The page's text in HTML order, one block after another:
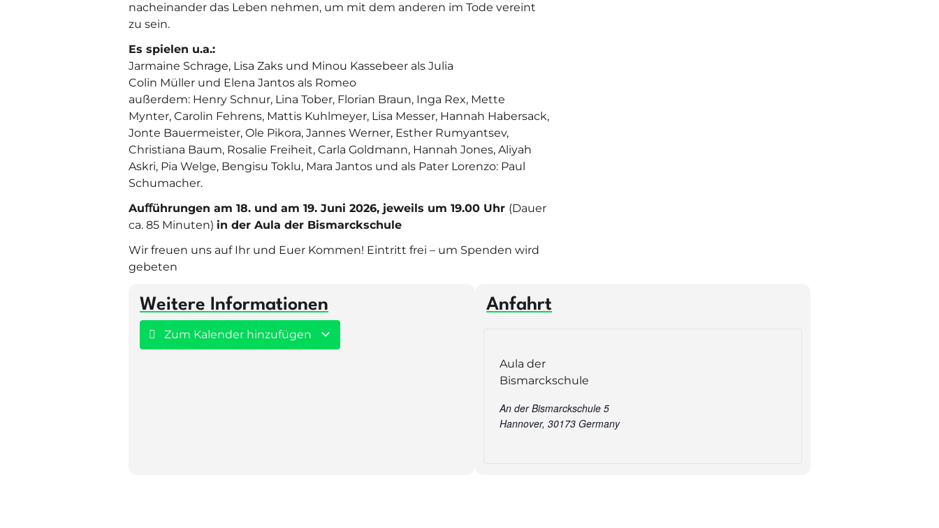
nacheinander das Leben nehmen, um mit dem anderen im Tode vereint
zu sein.
Es spielen u.a.:
Jarmaine Schrage, Lisa Zaks und Minou Kassebeer als Julia
Colin Müller und Elena Jantos als Romeo
außerdem: Henry Schnur, Lina Tober, Florian Braun, Inga Rex, Mette
Mynter, Carolin Fehrens, Mattis Kuhlmeyer, Lisa Messer, Hannah Habersack,
Jonte Bauermeister, Ole Pikora, Jannes Werner, Esther Rumyantsev,
Christiana Baum, Rosalie Freiheit, Carla Goldmann, Hannah Jones, Aliyah
Askri, Pia Welge, Bengisu Toklu, Mara Jantos und als Pater Lorenzo: Paul
Schumacher.
Auﬀührungen am 18. und am 19. Juni 2026, jeweils um 19.00 Uhr (Dauer
ca. 85 Minuten) in der Aula der Bismarckschule
Wir freuen uns auf Ihr und Euer Kommen! Eintritt frei – um Spenden wird
gebeten
Weitere Informationen
Zum Kalender hinzufügen
Anfahrt
Aula der
Bismarckschule
An der Bismarckschule 5
Hannover, 30173 Germany